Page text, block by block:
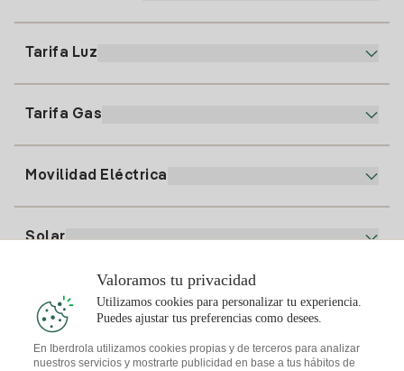
91 919 52 73
clientes@tuiberdrola.es
Alta Gas
Tarifa Luz
Precio de la luz hoy
Tarifa Gas
Movilidad Eléctrica
Solar
Plan Solar
Simulador Placas Solares
Te interesa
Valoramos tu privacidad
Utilizamos cookies para personalizar tu experiencia.
Puedes ajustar tus preferencias como desees.
En Iberdrola utilizamos cookies propias y de terceros para analizar
nuestros servicios y mostrarte publicidad en base a tus hábitos de